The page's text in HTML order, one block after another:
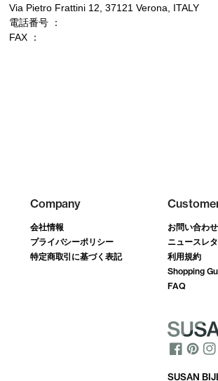
Via Pietro Frattini 12, 37121 Verona, ITALY
電話番号 ：
FAX ：
Company
会社情報
プライバシーポリシー
特定商取引に基づく表記
お問い合わせ
ニュースレ
利用規約
Shopping
FAQ
SUSAN